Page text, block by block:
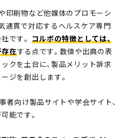
印刷物など他媒体のプロモーシ
通貫で対応するヘルスケア専門
です。 コルボの特徴としては、
在する点です。数値や出典の表
クを土台に、製品メリット訴求
ジを創出します。
者向け製品サイトや学会サイト、
能です。